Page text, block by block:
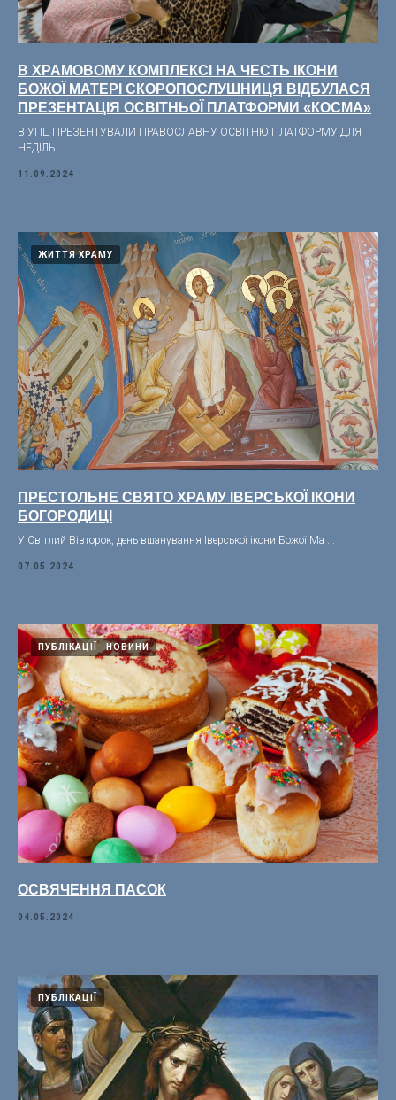
В ХРАМОВОМУ КОМПЛЕКСІ НА ЧЕСТЬ ІКОНИ
БОЖОЇ МАТЕРІ СКОРОПОСЛУШНИЦЯ ВІДБУЛАСЯ
ПРЕЗЕНТАЦІЯ ОСВІТНЬОЇ ПЛАТФОРМИ «КОСМА»
В УПЦ ПРЕЗЕНТУВАЛИ ПРАВОСЛАВНУ ОСВІТНЮ ПЛАТФОРМУ ДЛЯ
НЕДІЛЬ ...
11.09.2024
ЖИТТЯ ХРАМУ
ПРЕСТОЛЬНЕ СВЯТО ХРАМУ ІВЕРСЬКОЇ ІКОНИ
БОГОРОДИЦІ
У Світлий Вівторок, день вшанування Іверської ікони Божої Ма ...
07.05.2024
ПУБЛІКАЦІЇ НОВИНИ
ОСВЯЧЕННЯ ПАСОК
04.05.2024
ПУБЛІКАЦІЇ